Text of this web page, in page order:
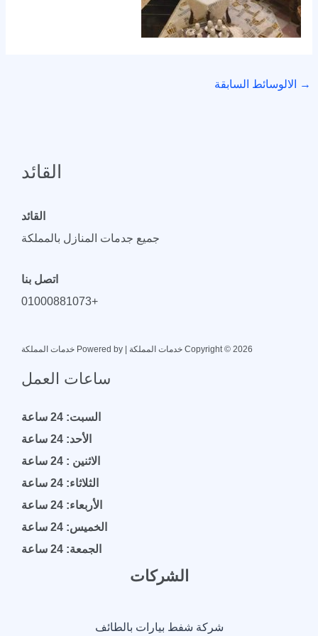
→ الالوسائط السابقة
القائد
القائد
جميع جدمات المنازل بالمملكة
اتصل بنا
+01000881073
Copyright © 2026 خدمات المملكة | Powered by خدمات المملكة
ساعات العمل
السبت: 24 ساعة
الأحد: 24 ساعة
الاثنين : 24 ساعة
الثلاثاء: 24 ساعة
الأربعاء: 24 ساعة
الخميس: 24 ساعة
الجمعة: 24 ساعة
الشركات
شركة شفط بيارات بالطائف